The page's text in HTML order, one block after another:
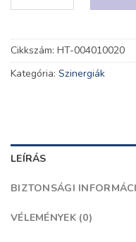
Cikkszám: HT-004010020
Kategória: Szinergiák
LEÍRÁS
BIZTONSÁGI
VÉLEMÉNYEK (0)